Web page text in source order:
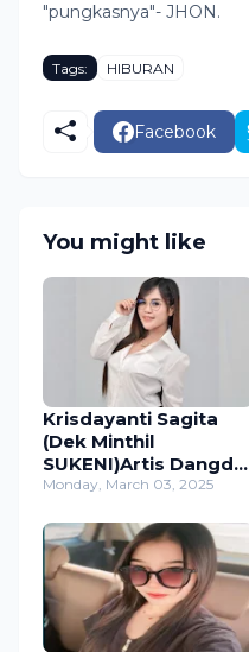
"pungkasnya"- JHON.
Tags: HIBURAN
Facebook
You might like
Krisdayanti Sagita
(Dek Minthil
SUKENI)Artis Dangdut
Yang Mulai Naik Daun
Akting
Monday, March 03, 2025